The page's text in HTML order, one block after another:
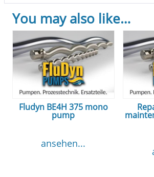
You may also like…
Fludyn BE4H 375 mono
pump
ansehen...